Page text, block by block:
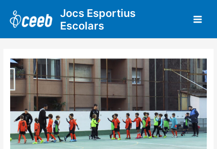
contingut
Jocs Esportius
Escolars